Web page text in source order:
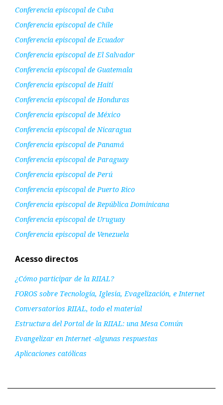
Conferencia episcopal de Cuba
Conferencia episcopal de Chile
Conferencia episcopal de Ecuador
Conferencia episcopal de El Salvador
Conferencia episcopal de Guatemala
Conferencia episcopal de Haití
Conferencia episcopal de Honduras
Conferencia episcopal de México
Conferencia episcopal de Nicaragua
Conferencia episcopal de Panamá
Conferencia episcopal de Paraguay
Conferencia episcopal de Perú
Conferencia episcopal de Puerto Rico
Conferencia episcopal de República Dominicana
Conferencia episcopal de Uruguay
Conferencia episcopal de Venezuela
Acesso directos
¿Cómo participar de la RIIAL?
FOROS sobre Tecnología, Iglesia, Evagelización, e Internet
Conversatorios RIIAL, todo el material
Estructura del Portal de la RIIAL: una Mesa Común
Evangelizar en Internet -algunas respuestas
Aplicaciones católicas